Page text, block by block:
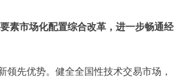
市场化配置综合改革，进一步畅通经
先优势。健全全国性技术交易市场，